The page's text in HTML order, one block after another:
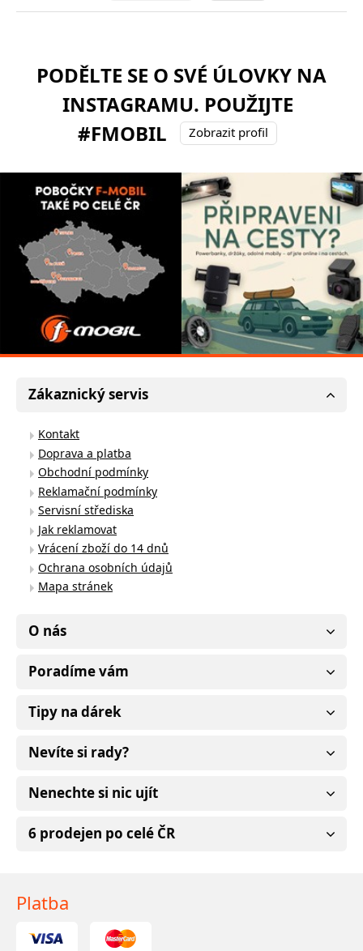
PODĚLTE SE O SVÉ ÚLOVKY NA
INSTAGRAMU. POUŽIJTE
#FMOBIL
Zobrazit profil
Zákaznický servis
Kontakt
Doprava a platba
Obchodní podmínky
Reklamační podmínky
Servisní střediska
Jak reklamovat
Vrácení zboží do 14 dnů
Ochrana osobních údajů
Mapa stránek
O nás
Poradíme vám
Tipy na dárek
Nevíte si rady?
Nenechte si nic ujít
6 prodejen po celé ČR
Platba